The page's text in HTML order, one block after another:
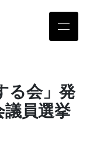
る会」発
議員選挙